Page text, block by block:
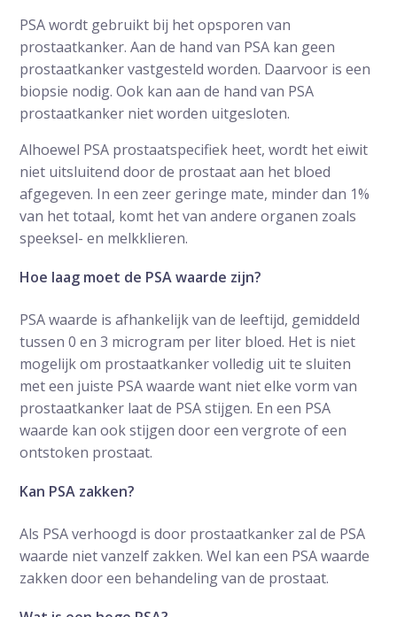
PSA wordt gebruikt bij het opsporen van
prostaatkanker. Aan de hand van PSA kan geen
prostaatkanker vastgesteld worden. Daarvoor is een
biopsie nodig. Ook kan aan de hand van PSA
prostaatkanker niet worden uitgesloten.
Alhoewel PSA prostaatspecifiek heet, wordt het eiwit
niet uitsluitend door de prostaat aan het bloed
afgegeven. In een zeer geringe mate, minder dan 1%
van het totaal, komt het van andere organen zoals
speeksel- en melkklieren.
Hoe laag moet de PSA waarde zijn?
PSA waarde is afhankelijk van de leeftijd, gemiddeld
tussen 0 en 3 microgram per liter bloed. Het is niet
mogelijk om prostaatkanker volledig uit te sluiten
met een juiste PSA waarde want niet elke vorm van
prostaatkanker laat de PSA stijgen. En een PSA
waarde kan ook stijgen door een vergrote of een
ontstoken prostaat.
Kan PSA zakken?
Als PSA verhoogd is door prostaatkanker zal de PSA
waarde niet vanzelf zakken. Wel kan een PSA waarde
zakken door een behandeling van de prostaat.